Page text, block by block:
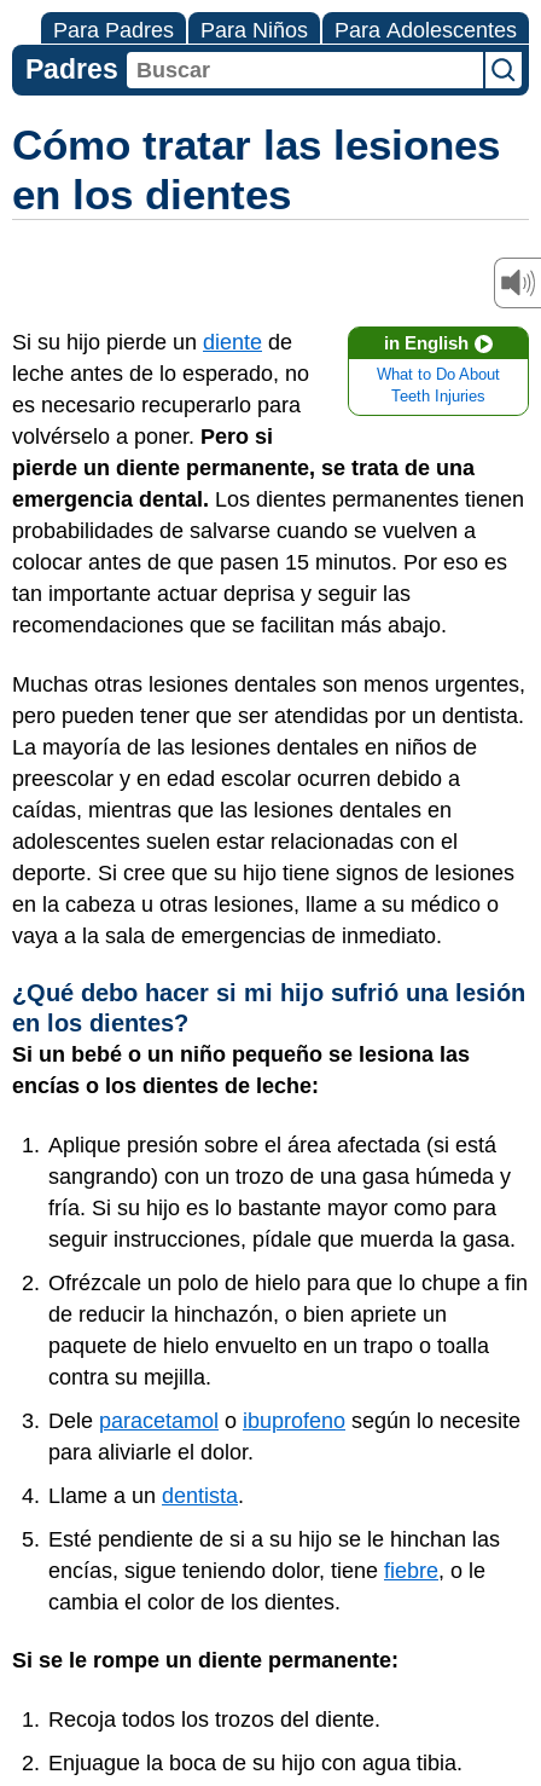
Para Padres Para Niños Para Adolescentes
Padres
Cómo tratar las lesiones
en los dientes
in English
What to Do About
Teeth Injuries
Si su hijo pierde un diente de
leche antes de lo esperado, no
es necesario recuperarlo para
volvérselo a poner. Pero si
pierde un diente permanente, se trata de una
emergencia dental. Los dientes permanentes tienen
probabilidades de salvarse cuando se vuelven a
colocar antes de que pasen 15 minutos. Por eso es
tan importante actuar deprisa y seguir las
recomendaciones que se facilitan más abajo.
Muchas otras lesiones dentales son menos urgentes,
pero pueden tener que ser atendidas por un dentista.
La mayoría de las lesiones dentales en niños de
preescolar y en edad escolar ocurren debido a
caídas, mientras que las lesiones dentales en
adolescentes suelen estar relacionadas con el
deporte. Si cree que su hijo tiene signos de lesiones
en la cabeza u otras lesiones, llame a su médico o
vaya a la sala de emergencias de inmediato.
¿Qué debo hacer si mi hijo sufrió una lesión
en los dientes?
Si un bebé o un niño pequeño se lesiona las
encías o los dientes de leche:
Aplique presión sobre el área afectada (si está
sangrando) con un trozo de una gasa húmeda y
fría. Si su hijo es lo bastante mayor como para
seguir instrucciones, pídale que muerda la gasa.
Ofrézcale un polo de hielo para que lo chupe a fin
de reducir la hinchazón, o bien apriete un
paquete de hielo envuelto en un trapo o toalla
contra su mejilla.
Dele paracetamol o ibuprofeno según lo necesite
para aliviarle el dolor.
Llame a un dentista.
Esté pendiente de si a su hijo se le hinchan las
encías, sigue teniendo dolor, tiene fiebre, o le
cambia el color de los dientes.
Si se le rompe un diente permanente:
Recoja todos los trozos del diente.
Enjuague la boca de su hijo con agua tibia.